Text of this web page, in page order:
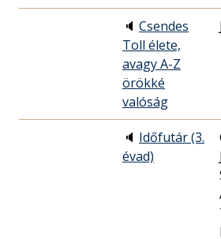
🔈 Csendes
Toll élete,
avagy A-Z
örökké
valóság
🔈 Időfutár (3.
évad)